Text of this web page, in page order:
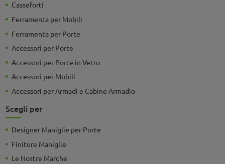
Casseforti
Ferramenta per Mobili
Ferramenta per Porte
Accessori per Porte
Accessori per Porte in Vetro
Accessori per Mobili
Accessori per Armadi e Cabine Armadio
Scegli per
Designer Maniglie per Porte
Finiture Maniglie
Le Nostre Marche